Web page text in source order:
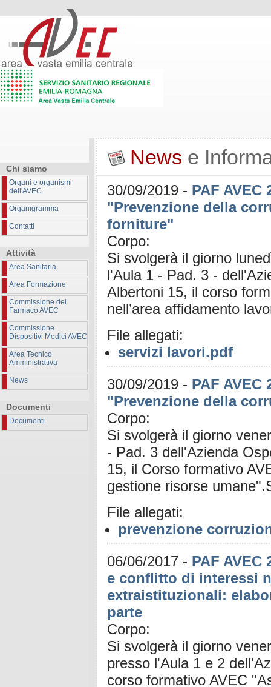
Chi siamo
Organi e organismi
dell'AVEC
Organigramma
Contatti
Attività
Area Sanitaria
Area Formazione
Commissione del
Farmaco AVEC
Commissione
Dispositivi Medici AVEC
Area Tecnico
Amministrativa
News
Documenti
Documenti
News e
30/09/2019 - PAF AVEC
"Prevenzione della
forniture"
Corpo:
Si svolgerà il giorno
l'Aula 1 - Pad. 3 -
Albertoni 15, il corso
nell’area affidamento
File allegati:
servizi lavori.pdf
30/09/2019 - PAF AVEC
"Prevenzione della
Corpo:
Si svolgerà il giorno
- Pad. 3 dell'Azienda
15, il Corso formativo
gestione risorse
File allegati:
prevenzione
06/06/2017 - PAF
e conflitto di interessi
extraistituzionali:
parte
Corpo:
Si svolgerà il giorno
presso l'Aula 1 e 2
corso formativo AVEC